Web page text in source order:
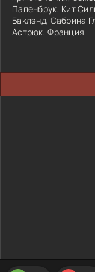
Папенбрук, Кит
Баклэнд, Сабрина
Астрюк,Франция